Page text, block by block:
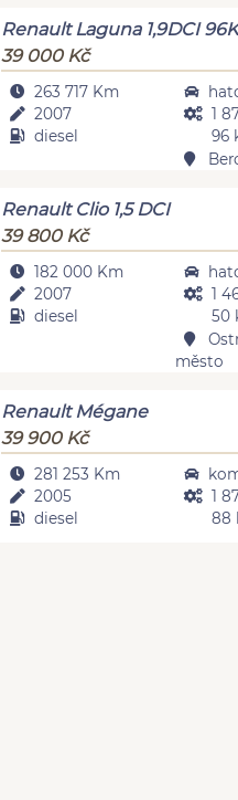
Renault Laguna 1,9DCI
39 000 Kč
263 717 Km
2007
diesel
1
96
Renault Clio 1,5 DCI
39 800 Kč
182 000 Km
2007
diesel
1
50
město
Renault Mégane
39 900 Kč
281 253 Km
2005
diesel
1
88